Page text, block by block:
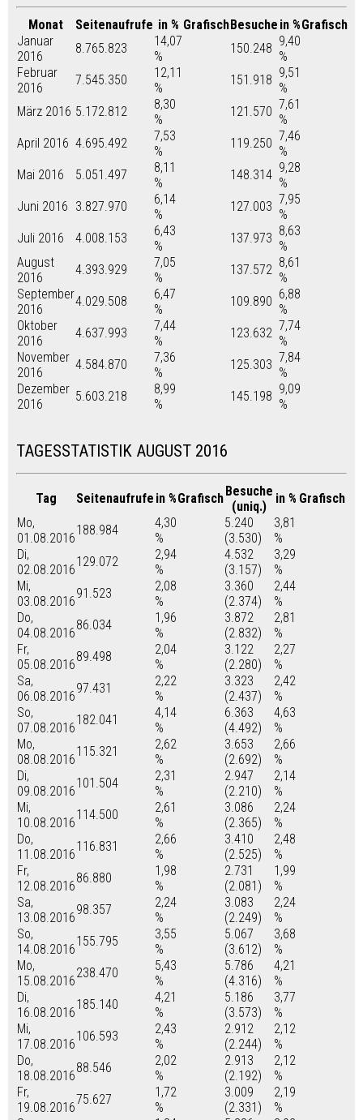
Monat Seitenaufrufe in % GrafischBesuche in %Grafisch
Januar
2016
8.765.823
14,07
%
150.248 9,40
%
Februar
2016
7.545.350
12,11
%
151.918 9,51
%
März 2016 5.172.812
8,30
%
121.570 7,61
%
April 2016 4.695.492
7,53
%
119.250 7,46
%
Mai 2016
5.051.497
8,11
%
148.314 9,28
%
Juni 2016 3.827.970
6,14
%
127.003 7,95
%
Juli 2016
4.008.153
6,43
%
137.973 8,63
%
August
2016
4.393.929
7,05
%
137.572 8,61
%
September
2016
4.029.508
6,47
%
109.890 6,88
%
Oktober
2016
4.637.993
7,44
%
123.632 7,74
%
November
2016
4.584.870
7,36
%
125.303 7,84
%
Dezember
2016
5.603.218
8,99
%
145.198 9,09
%
TAGESSTATISTIK AUGUST 2016
Tag Seitenaufrufe in %GrafischBesuche
(uniq.)
in % Grafisch
Mo,
01.08.2016
188.984
4,30
%
5.240
(3.530)
3,81
%
Di,
02.08.2016
129.072
2,94
%
4.532
(3.157)
3,29
%
Mi,
03.08.2016
91.523
2,08
%
3.360
(2.374)
2,44
%
Do,
04.08.2016
86.034
1,96
%
3.872
(2.832)
2,81
%
Fr,
05.08.2016
89.498
2,04
%
3.122
(2.280)
2,27
%
Sa,
06.08.2016
97.431
2,22
%
3.323
(2.437)
2,42
%
So,
07.08.2016
182.041
4,14
%
6.363
(4.492)
4,63
%
Mo,
08.08.2016
115.321
2,62
%
3.653
(2.692)
2,66
%
Di,
09.08.2016
101.504
2,31
%
2.947
(2.210)
2,14
%
Mi,
10.08.2016
114.500
2,61
%
3.086
(2.365)
2,24
%
Do,
11.08.2016
116.831
2,66
%
3.410
(2.525)
2,48
%
Fr,
12.08.2016
86.880
1,98
%
2.731
(2.081)
1,99
%
Sa,
13.08.2016
98.357
2,24
%
3.083
(2.249)
2,24
%
So,
14.08.2016
155.795
3,55
%
5.067
(3.612)
3,68
%
Mo,
15.08.2016
238.470
5,43
%
5.786
(4.316)
4,21
%
Di,
16.08.2016
185.140
4,21
%
5.186
(3.573)
3,77
%
Mi,
17.08.2016
106.593
2,43
%
2.912
(2.244)
2,12
%
Do,
18.08.2016
88.546
2,02
%
2.913
(2.192)
2,12
%
Fr,
19.08.2016
75.627
1,72
%
3.009
(2.331)
2,19
%